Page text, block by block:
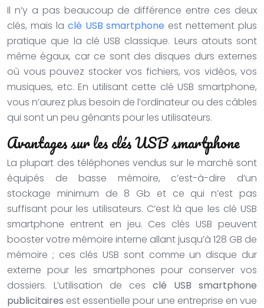
Il n’y a pas beaucoup de différence entre ces deux
clés, mais la clé USB smartphone est nettement plus
pratique que la clé USB classique. Leurs atouts sont
même égaux, car ce sont des disques durs externes
où vous pouvez stocker vos fichiers, vos vidéos, vos
musiques, etc. En utilisant cette clé USB smartphone,
vous n’aurez plus besoin de l’ordinateur ou des câbles
qui sont un peu gênants pour les utilisateurs.
Avantages sur les clés USB smartphone
La plupart des téléphones vendus sur le marché sont
équipés de basse mémoire, c’est-à-dire d’un
stockage minimum de 8 Gb et ce qui n’est pas
suffisant pour les utilisateurs. C’est là que les clé USB
smartphone entrent en jeu. Ces clés USB peuvent
booster votre mémoire interne allant jusqu’à 128 GB de
mémoire ; ces clés USB sont comme un disque dur
externe pour les smartphones pour conserver vos
dossiers. L’utilisation de ces clé USB smartphone
publicitaires est essentielle pour une entreprise en vue